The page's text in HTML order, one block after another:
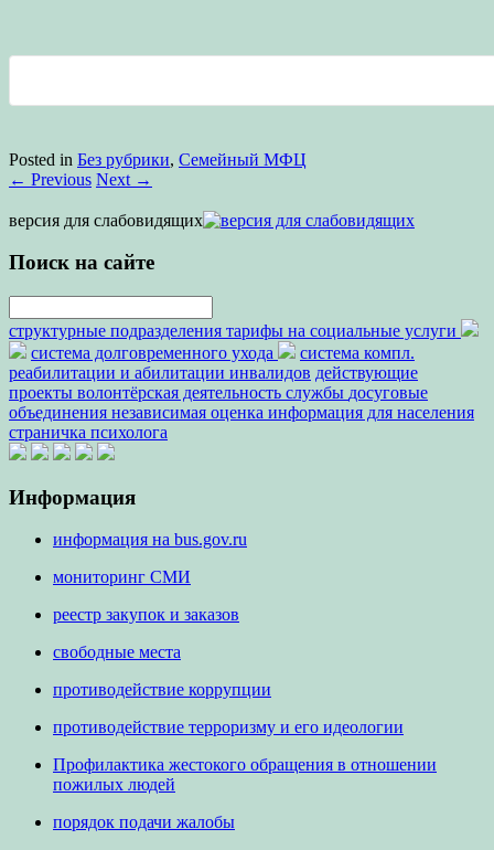
Posted in Без рубрики, Семейный МФЦ
← Previous Next →
версия для слабовидящих
Поиск на сайте
структурные подразделения тарифы на социальные услуги
система долговременного ухода
система компл.
реабилитации и абилитации инвалидов действующие
проекты волонтёрская деятельность службы досуговые
объединения независимая оценка информация для населения
страничка психолога
Информация
информация на bus.gov.ru
мониторинг СМИ
реестр закупок и заказов
свободные места
противодействие коррупции
противодействие терроризму и его идеологии
Профилактика жестокого обращения в отношении
пожилых людей
порядок подачи жалобы